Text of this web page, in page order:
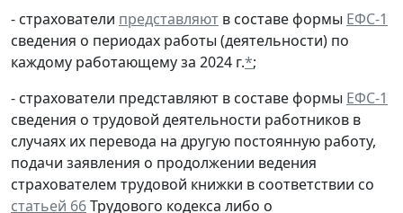
- страхователи представляют в составе формы ЕФС-1
сведения о периодах работы (деятельности) по
каждому работающему за 2024 г.*;
- страхователи представляют в составе формы ЕФС-1
сведения о трудовой деятельности работников в
случаях их перевода на другую постоянную работу,
подачи заявления о продолжении ведения
страхователем трудовой книжки в соответствии со
статьей 66Трудового кодекса либо о